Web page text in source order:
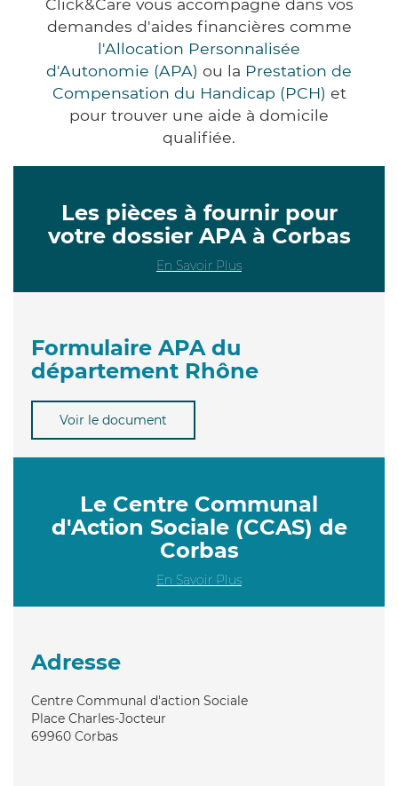
Click&Care vous accompagne dans vos
demandes d'aides financières comme
l'Allocation Personnalisée
d'Autonomie (APA) ou la Prestation de
Compensation du Handicap (PCH) et
pour trouver une aide à domicile
qualifiée.
Les pièces à fournir pour
votre dossier APA à Corbas
En Savoir Plus
Formulaire APA du
département Rhône
Voir le document
Le Centre Communal
d'Action Sociale (CCAS) de
Corbas
En Savoir Plus
Adresse
Centre Communal d'action Sociale
Place Charles-Jocteur
69960 Corbas